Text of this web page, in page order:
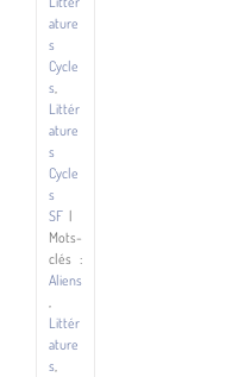
ature
s
Cycle
s,
Littér
ature
s
Cycle
s
SF |
Mots-
clés :
Aliens
,
Littér
ature
s,